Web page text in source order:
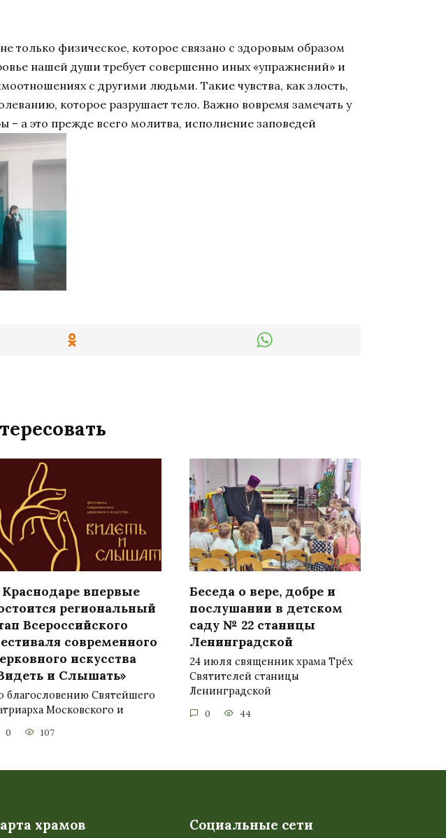
только физическое, которое связано с здоровым образом
нашей души требует совершенно иных «упражнений» и
с другими людьми. Такие чувства, как злость,
которое разрушает тело. Важно вовремя замечать у
а это прежде всего молитва, исполнение заповедей
впервые
региональный
Всероссийского
современного
искусства
и Слышать»
благословению Святейшего
Московского и
0 107
Беседа о вере, добре и
послушании в детском
саду № 22 станицы
Ленинградской
24 июля священник храма Трёх
Святителей станицы
Ленинградской
0 44
храмов Социальные сети